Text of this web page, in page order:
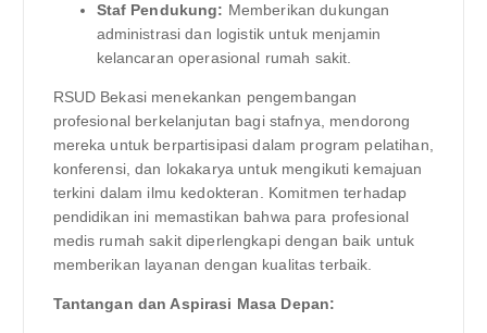
Staf Pendukung: Memberikan dukungan
administrasi dan logistik untuk menjamin
kelancaran operasional rumah sakit.
RSUD Bekasi menekankan pengembangan
profesional berkelanjutan bagi stafnya, mendorong
mereka untuk berpartisipasi dalam program pelatihan,
konferensi, dan lokakarya untuk mengikuti kemajuan
terkini dalam ilmu kedokteran. Komitmen terhadap
pendidikan ini memastikan bahwa para profesional
medis rumah sakit diperlengkapi dengan baik untuk
memberikan layanan dengan kualitas terbaik.
Tantangan dan Aspirasi Masa Depan: